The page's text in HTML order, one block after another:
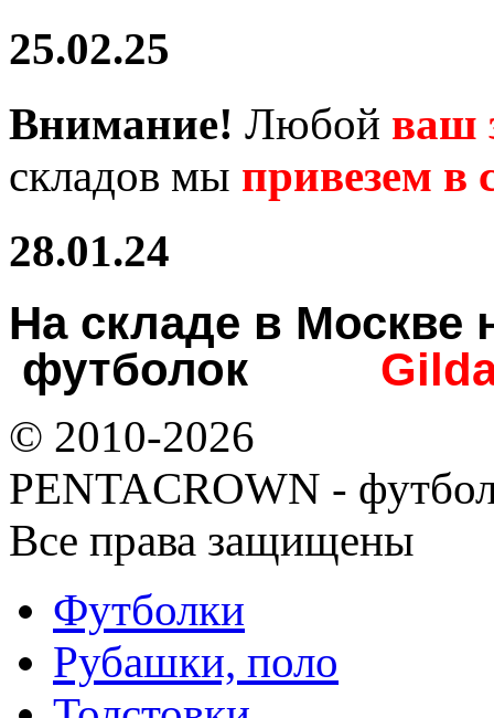
25.02.25
Внимание! Любой ваш
складов мы привезем в
28.01.24
На складе в
футболок
© 2010-2026
PENTACROWN -
Все права защищены
Футболки
Рубашки, поло